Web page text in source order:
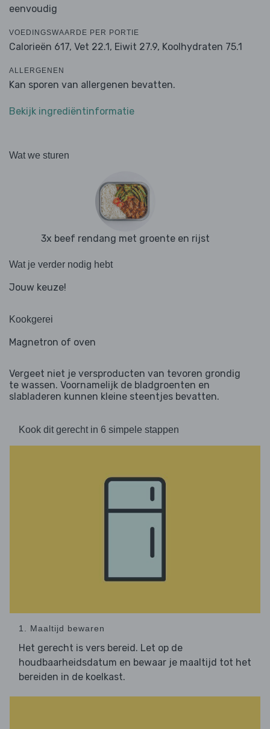
eenvoudig
VOEDINGSWAARDE PER PORTIE
Calorieën 617, Vet 22.1, Eiwit 27.9, Koolhydraten 75.1
ALLERGENEN
Kan sporen van allergenen bevatten.
Bekijk ingrediëntinformatie
Wat we sturen
3x beef rendang met groente en rijst
Wat je verder nodig hebt
Jouw keuze!
Kookgerei
Magnetron of oven
Vergeet niet je versproducten van tevoren grondig
te wassen. Voornamelijk de bladgroenten en
slabladeren kunnen kleine steentjes bevatten.
Kook dit gerecht in 6 simpele stappen
1. Maaltijd bewaren
Het gerecht is vers bereid. Let op de
houdbaarheidsdatum en bewaar je maaltijd tot het
bereiden in de koelkast.